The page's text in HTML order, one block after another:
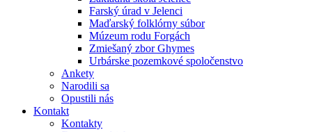
Farský úrad v Jelenci
Maďarský folklórny súbor
Múzeum rodu Forgách
Zmiešaný zbor Ghymes
Urbárske pozemkové spoločenstvo
Ankety
Narodili sa
Opustili nás
Kontakt
Kontakty